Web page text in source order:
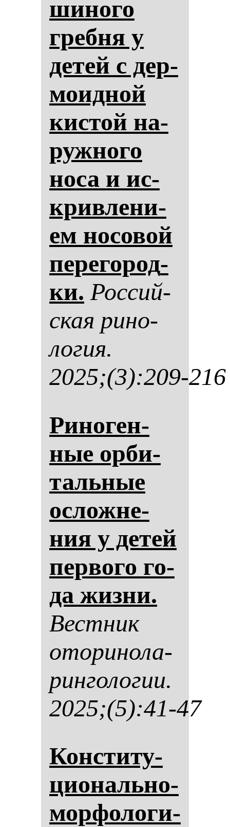
ши­но­го
греб­ня у
де­тей с дер­
мо­ид­ной
кис­той на­
руж­но­го
но­са и ис­
крив­ле­ни­
ем но­со­вой
пе­ре­го­род­
ки. Рос­сий­
ская ри­но­
ло­гия.
2025;(3):209-216
Ри­но­ген­
ные ор­би­
таль­ные
ос­лож­не­
ния у де­тей
пер­во­го го­
да жиз­ни.
Вес­тник
ото­ри­но­ла­
рин­го­ло­гии.
2025;(5):41-47
Кон­сти­ту­
ци­ональ­но-
мор­фо­ло­ги­